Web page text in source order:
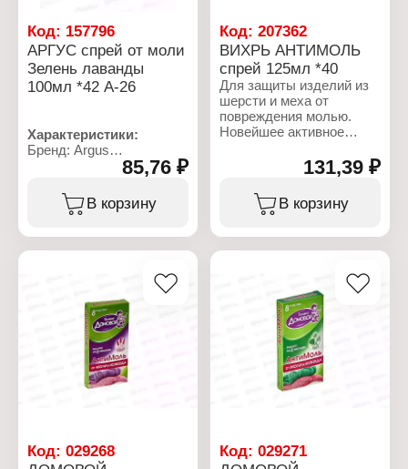
Габаритные размеры:
110х50х0.1 мм
Габаритные размеры:
164х50х0.1 мм
Код: 157796
АРГУС спрей от моли
Зелень лаванды
100мл *42 А-26
Характеристики:
Бренд: Argus
Тип товара: Средство от
Наименование: "Капкан-
Действующее вещество:
перметрин 0,4%
Время действия: 6 мес
Габаритные размеры:
135х30х30 мм
85,76 ₽
В корзину
Код:207362
ВИХРЬ АНТИМОЛЬ
спрей 125мл *40
Для защиты изделий из
шерсти и меха от
повреждения молью.
Новейшее активное
уничтожит не только
бабочек моли, но и ее
личинки. Средство
действует деликатно и
структуру меха и
шерстяных волокон и не
обработанного изделия.
Не оставляет следов,
пятен на ткани. Одна
упаковка объемом 125
мл предназначена для
обработки 12,5 м? по­
верх­нос­ти ткани в
площадью 10–15 кв.м
обрабатывать не более
131,39 ₽
В корзину
Код: 029268
Код:029271